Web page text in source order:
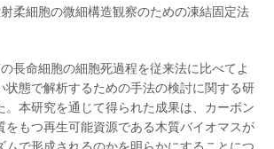
柔細胞の微細構造観察のための凍結固定法
長命細胞の細胞死過程を従来法に比べてよ
状態で解析するための手法の検討に関する研
。本研究を通じて得られた成果は、カーボン
をもつ再生可能資源である木質バイオマスが